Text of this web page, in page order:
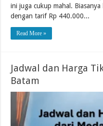
ini juga cukup mahal. Biasanya
dengan tarif Rp 440.000...
Read More »
Jadwal dan Harga
Batam